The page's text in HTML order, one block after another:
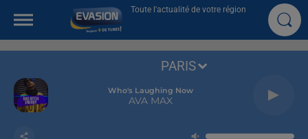
Toute l'actualité de votre région
Who's Laughing Now
AVA MAX
PARIS